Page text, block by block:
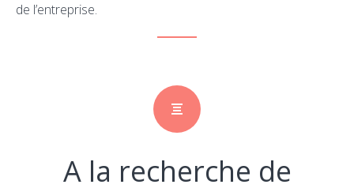
de l’entreprise.
A la recherche de